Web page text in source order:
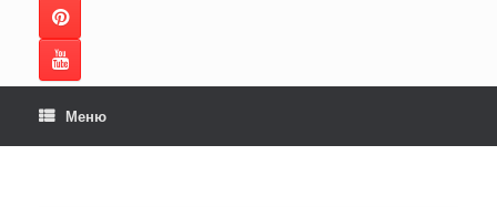
Меню